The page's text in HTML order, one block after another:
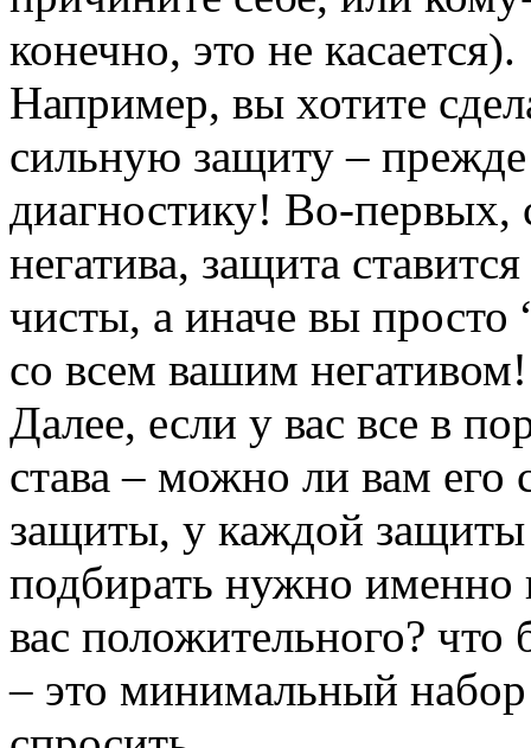
конечно, это не касается).
Например, вы хотите
сильную защиту – прежде
диагностику! Во-первых,
негатива, защита
чисты, а иначе вы просто
со всем вашим негативом!
Далее, если у вас все в
става – можно ли вам его
защиты, у каждой защиты
подбирать нужно именно
вас положительного? что
– это минимальный набор